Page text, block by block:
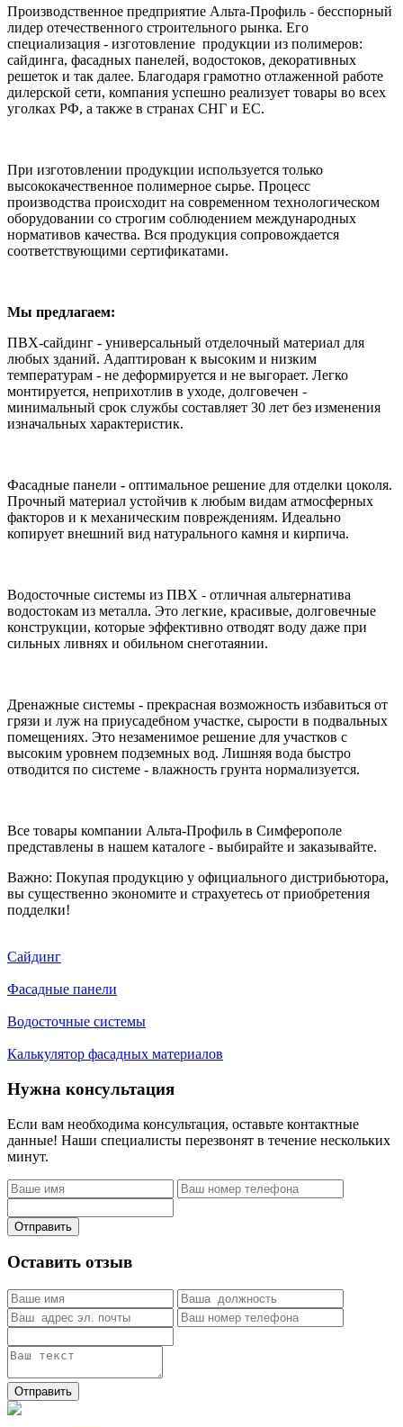
Производственное предприятие Альта-Профиль - бесспорный
лидер отечественного строительного рынка. Его
специализация - изготовление продукции из полимеров:
сайдинга, фасадных панелей, водостоков, декоративных
решеток и так далее. Благодаря грамотно отлаженной работе
дилерской сети, компания успешно реализует товары во всех
уголках РФ, а также в странах СНГ и ЕС.
При изготовлении продукции используется только
высококачественное полимерное сырье. Процесс
производства происходит на современном технологическом
оборудовании со строгим соблюдением международных
нормативов качества. Вся продукция сопровождается
соответствующими сертификатами.
Мы предлагаем:
ПВХ-сайдинг - универсальный отделочный материал для
любых зданий. Адаптирован к высоким и низким
температурам - не деформируется и не выгорает. Легко
монтируется, неприхотлив в уходе, долговечен -
минимальный срок службы составляет 30 лет без изменения
изначальных характеристик.
Фасадные панели - оптимальное решение для отделки цоколя.
Прочный материал устойчив к любым видам атмосферных
факторов и к механическим повреждениям. Идеально
копирует внешний вид натурального камня и кирпича.
Водосточные системы из ПВХ - отличная альтернатива
водостокам из металла. Это легкие, красивые, долговечные
конструкции, которые эффективно отводят воду даже при
сильных ливнях и обильном снеготаянии.
Дренажные системы - прекрасная возможность избавиться от
грязи и луж на приусадебном участке, сырости в подвальных
помещениях. Это незаменимое решение для участков с
высоким уровнем подземных вод. Лишняя вода быстро
отводится по системе - влажность грунта нормализуется.
Все товары компании Альта-Профиль в Симферополе
представлены в нашем каталоге - выбирайте и заказывайте.
Важно: Покупая продукцию у официального дистрибьютора,
вы существенно экономите и страхуетесь от приобретения
подделки!
Сайдинг
Фасадные панели
Водосточные системы
Калькулятор фасадных материалов
Нужна консультация
Если вам необходима консультация, оставьте контактные
данные! Наши специалисты перезвонят в течение нескольких
минут.
Отправить
Оставить отзыв
Отправить